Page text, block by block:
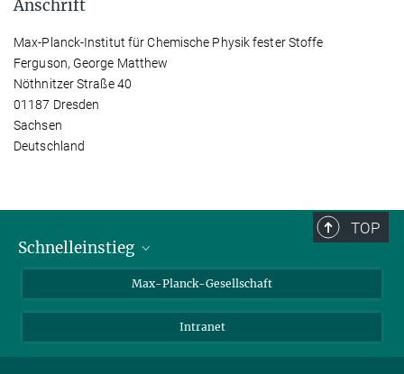
Anschrift
Max-Planck-Institut für Chemische Physik fester Stoffe
Ferguson, George Matthew
Nöthnitzer Straße 40
01187 Dresden
Sachsen
Deutschland
TOP
Schnelleinstieg
Ansprechpartner*innen
Presse- und Öffentlichkeitsarbeit
Max-Planck-Gesellschaft
Intranet